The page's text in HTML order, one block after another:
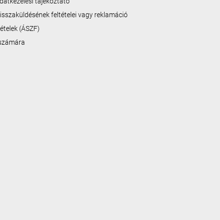
feltételei vagy reklamáció
(ÁSZF)